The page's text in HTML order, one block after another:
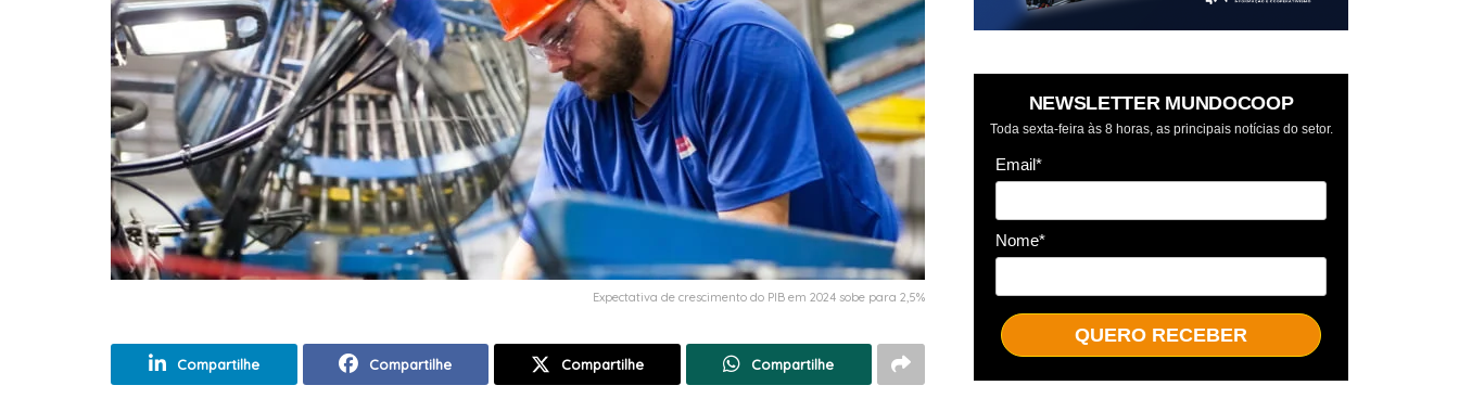
Expectativa de crescimento do PIB em 2024 sobe para 2,5%
Compartilhe Compartilhe Compartilhe Compartilhe
NEWSLETTER MUNDOCOOP
Toda sexta-feira às 8 horas, as principais notícias do setor.
Email*
Nome*
QUERO RECEBER